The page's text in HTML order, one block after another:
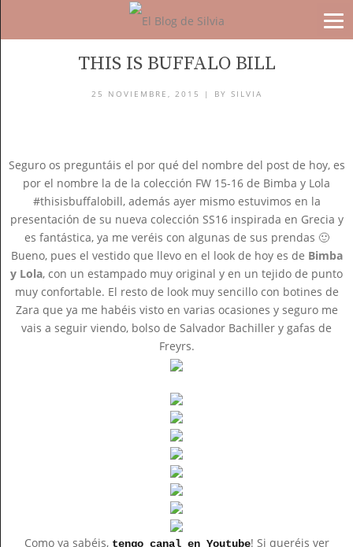
THIS IS BUFFALO BILL
25 NOVIEMBRE, 2015 | BY SILVIA
Seguro os preguntáis el por qué del nombre del post de hoy, es
por el nombre la de la colección FW 15-16 de Bimba y Lola
#thisisbuffalobill, además ayer mismo estuvimos en la
presentación de su nueva colección SS16 inspirada en Grecia y
es fantástica, ya me veréis con algunas de sus prendas 🙂
Bueno, pues el vestido que llevo en el look de hoy es de Bimba
y Lola, con un estampado muy original y en un tejido de punto
muy confortable. El resto de look muy sencillo con botines de
Zara que ya me habéis visto en varias ocasiones y seguro me
vais a seguir viendo, bolso de Salvador Bachiller y gafas de
Freyrs.
Como ya sabéis, tengo canal en Youtube! Si queréis ver